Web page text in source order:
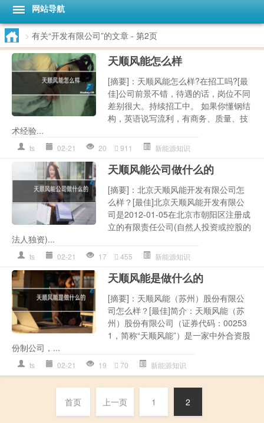
网站导航
> 有关“开发有限公司”的文章 - 第2页
天顺风能怎么样
[摘要]：天顺风能怎么样?在招工吗?[最
佳]公司前景不错，待遇的话，岗位不同
差别很大。持续招工中。 如果你懂钢结
构，英语说写流利，有商务、质量、技
术经验...
ts 02-21 20 911 新能源知识
天顺风能公司做什么的
[摘要]：北京天顺风能开发有限公司怎
么样？[最佳]北京天顺风能开发有限公
司是2012-01-05在北京市朝阳区注册成
立的有限责任公司(自然人投资或控股的
法人独资)...
ts 02-21 17 455 新能源知识
天顺风能是做什么的
[摘要]：天顺风能（苏州）股份有限公
司怎么样？[最佳]简介：天顺风能（苏
州）股份有限公司（证券代码：00253
1，简称“天顺风能”）是一家中外合资股
份制公司，...
ts 02-21 19 70 新能源知识
首页 上一页 1 2